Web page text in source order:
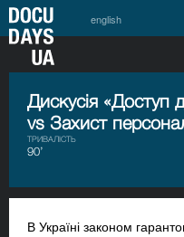
english
Дискусія «Доступ
vs Захист
ТРИВАЛІСТЬ
90’
В Україні законом